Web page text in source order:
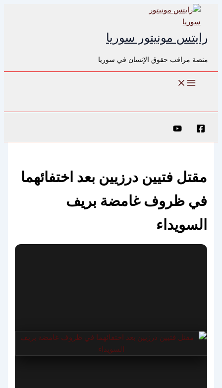
تخطي
المحتوى
رايتس مونيتور سوريا
منصة مراقب حقوق الإنسان في سوريا
مقتل فتيين درزيين بعد اختفائهما
في ظروف غامضة بريف
السويداء